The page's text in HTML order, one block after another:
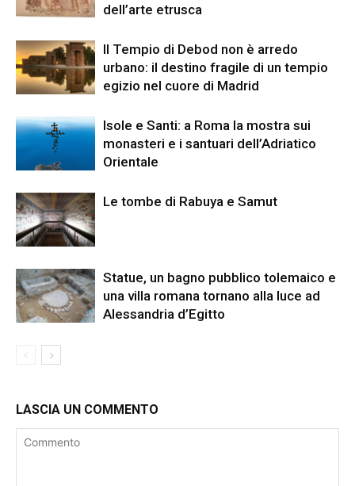
dell’arte etrusca
Il Tempio di Debod non è arredo
urbano: il destino fragile di un tempio
egizio nel cuore di Madrid
Isole e Santi: a Roma la mostra sui
monasteri e i santuari dell’Adriatico
Orientale
Le tombe di Rabuya e Samut
Statue, un bagno pubblico tolemaico e
una villa romana tornano alla luce ad
Alessandria d’Egitto
LASCIA UN COMMENTO